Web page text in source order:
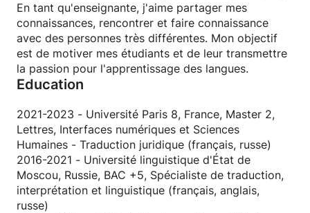
En tant qu'enseignante, j'aime partager mes
connaissances, rencontrer et faire connaissance
avec des personnes très différentes. Mon objectif
est de motiver mes étudiants et de leur transmettre
la passion pour l'apprentissage des langues.
Education
2021-2023 - Université Paris 8, France, Master 2,
Lettres, Interfaces numériques et Sciences
Humaines - Traduction juridique (français, russe)
2016-2021 - Université linguistique d'État de
Moscou, Russie, BAC +5, Spécialiste de traduction,
interprétation et linguistique (français, anglais,
russe)